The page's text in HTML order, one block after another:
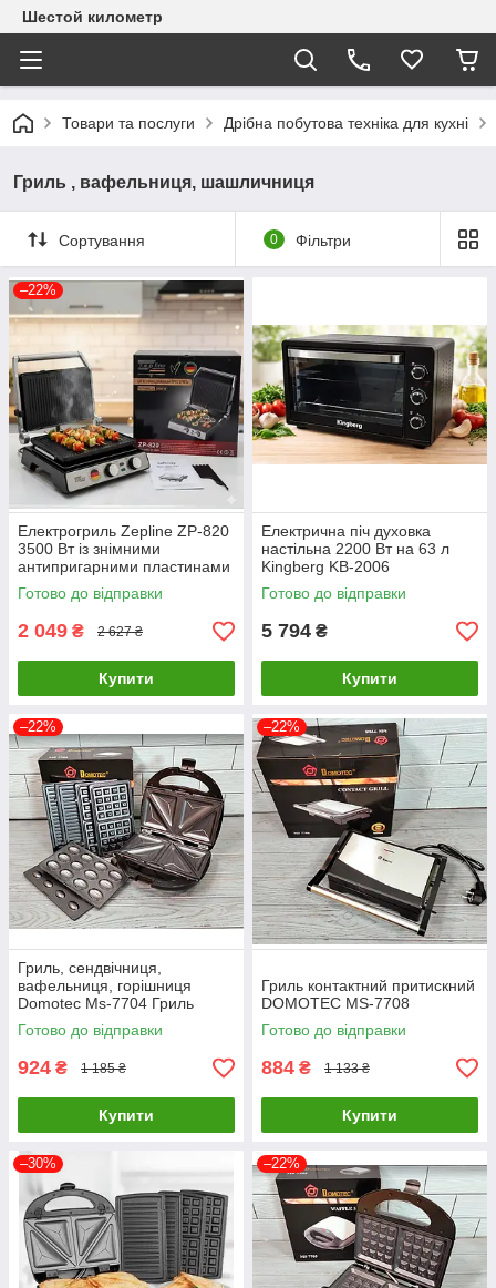
Шестой километр
Товари та послуги Дрібна побутова техніка для кухні
Гриль , вафельниця, шашличниця
Сортування 0 Фільтри
–22%
Електрогриль Zepline ZP-820
3500 Вт із знімними
антипригарними пластинами
для м’яса, овочів та сендвічів
Готово до відправки
2 049 ₴ 2 627 ₴
Купити
Електрична піч духовка
настільна 2200 Вт на 63 л
Kingberg KB-2006
Готово до відправки
5 794 ₴
Купити
–22%
Гриль, сендвічниця,
вафельниця, горішниця
Domotec Ms-7704 Гриль
універсальний Мультимейкер
4в1
Готово до відправки
924 ₴ 1 185 ₴
Купити
–22%
Гриль контактний притискний
DOMOTEC MS-7708
Готово до відправки
884 ₴ 1 133 ₴
Купити
–30% –22%